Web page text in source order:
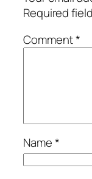
Required
Comment*
Name*